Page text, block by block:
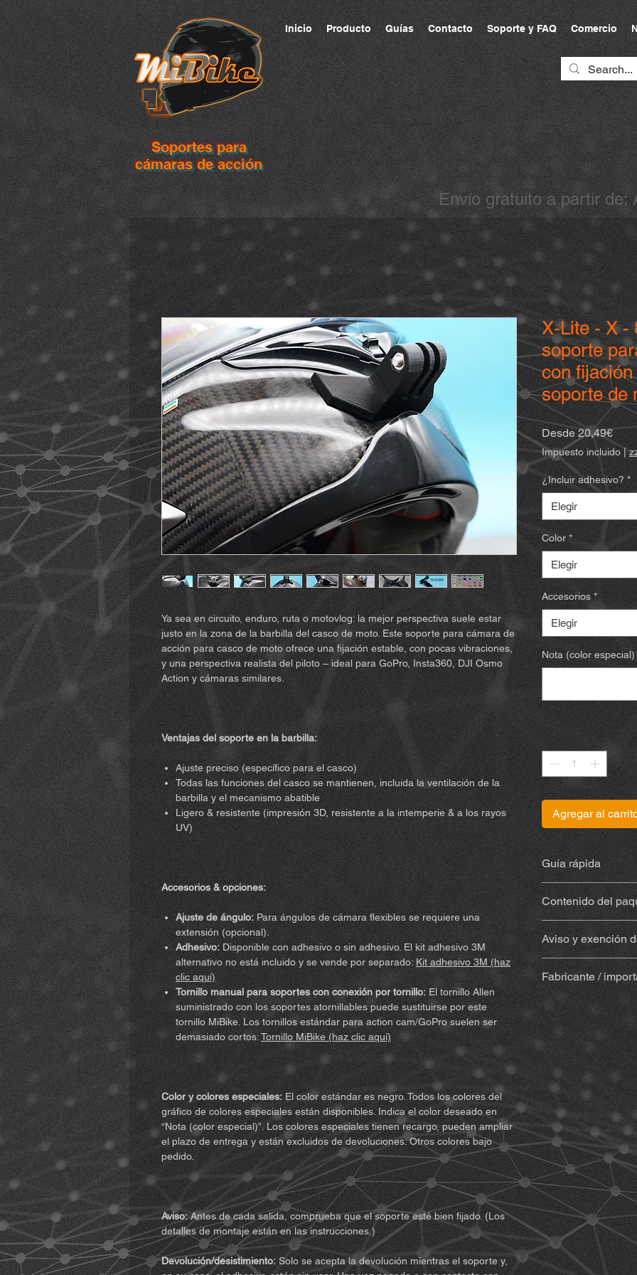
Soportes para
cámaras de acción
Envío gratuito a partir de:
Inicio Producto Guías Contacto Soporte y FAQ Comercio
Ya sea en circuito, enduro, ruta o motovlog: la mejor perspectiva suele estar
justo en la zona de la barbilla del casco de moto. Este soporte para cámara de
acción para casco de moto ofrece una fijación estable, con pocas vibraciones,
y una perspectiva realista del piloto – ideal para GoPro, Insta360, DJI Osmo
Action y cámaras similares.
Ventajas del soporte en la barbilla:
Ajuste preciso (específico para el casco)
Todas las funciones del casco se mantienen, incluida la ventilación de la
barbilla y el mecanismo abatible
Ligero & resistente (impresión 3D, resistente a la intemperie & a los rayos
UV)
Accesorios & opciones:
Ajuste de ángulo: Para ángulos de cámara flexibles se requiere una
extensión (opcional).
Adhesivo:Disponible con adhesivo o sin adhesivo. El kit adhesivo 3M
alternativo no está incluido y se vende por separado: Kit adhesivo 3M (haz
clic aquí)
Tornillo manual para soportes con conexión por tornillo: El tornillo Allen
suministrado con los soportes atornillables puede sustituirse por este
tornillo MiBike. Los tornillos estándar para action cam/GoPro suelen ser
demasiado cortos:Tornillo MiBike (haz clic aquí)
Color y colores especiales:El color estándar es negro. Todos los colores del
gráfico de colores especiales están disponibles. Indica el color deseado en
“Nota (color especial)”. Los colores especiales tienen recargo, pueden ampliar
el plazo de entrega y están excluidos de devoluciones. Otros colores bajo
pedido.
Aviso:Antes de cada salida, comprueba que el soporte esté bien fijado. (Los
detalles de montaje están en las instrucciones.)
Devolución/desistimiento: Solo se acepta la devolución mientras el soporte y,
X-Lite - X -
soporte
con
soporte de
Desde20,49€
de
Impuesto incluido|
¿Incluir adhesivo? *
Elegir
Color *
Elegir
Accesorios *
Elegir
Nota (color
Cantidad
Agregar al
Guía rápida
Encuentra las
Contenido del
Soporte impreso
resistente a la
Con adhesivo
adhesivo
limpiar,
instrucciones por
suele ser negro
especiales).
Set de accesorios
extensión) – si
Para
Extensión
Para
con Quickclip
Notas:
Pueden
debido a
Aun así, los
no se pueden
reales de
muestra.
Aviso y exención
Al comprar y utilizar
derechos legales
daños y perjuicios.
leído y comprendido
de utilizar el
acuerdo y renuncia
acepta todas las
el producto para
1. Debe
riesgos (incluidos
inadecuada por su
que puedan surgir
2. Debe asegurarse
el uso del producto
condición física
equipos que puedan
También debe
sus capacidades y
segura.
3. Debe ser mayor
responsabilidad del
Fabricante /
MiBike - Mike
Witten, www.mibike.de